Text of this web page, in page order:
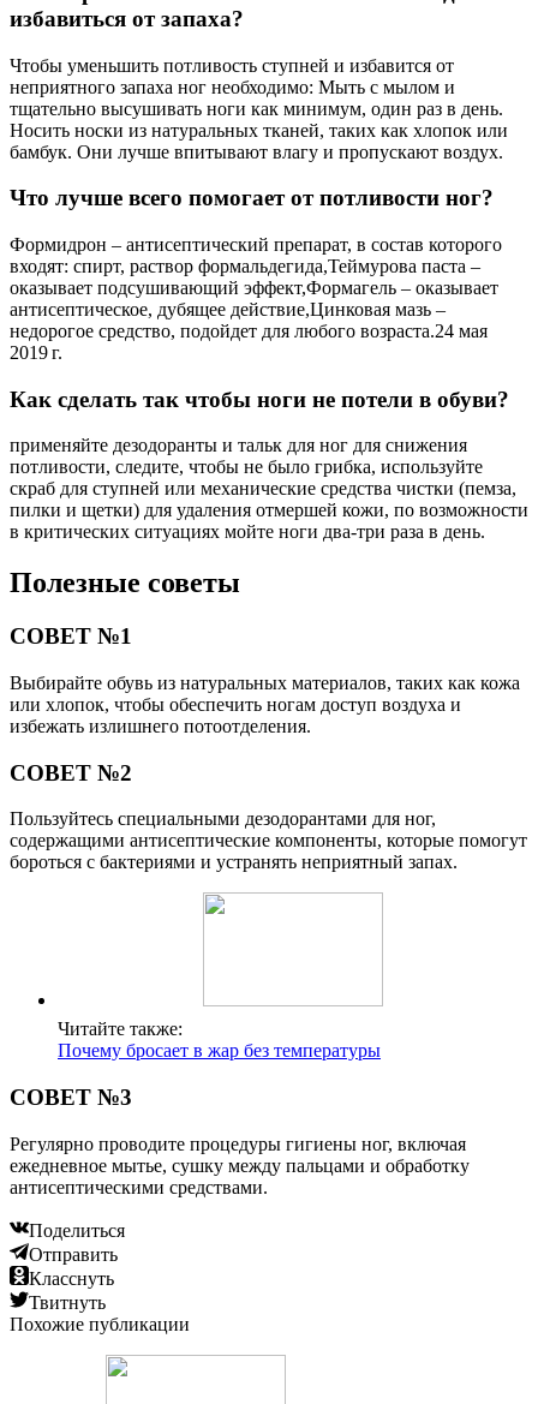
избавиться от запаха?
Чтобы уменьшить потливость ступней и избавится от
неприятного запаха ног необходимо: Мыть с мылом и
тщательно высушивать ноги как минимум, один раз в день.
Носить носки из натуральных тканей, таких как хлопок или
бамбук. Они лучше впитывают влагу и пропускают воздух.
Что лучше всего помогает от потливости ног?
Формидрон – антисептический препарат, в состав которого
входят: спирт, раствор формальдегида,Теймурова паста –
оказывает подсушивающий эффект,Формагель – оказывает
антисептическое, дубящее действие,Цинковая мазь –
недорогое средство, подойдет для любого возраста.24 мая
2019 г.
Как сделать так чтобы ноги не потели в обуви?
применяйте дезодоранты и тальк для ног для снижения
потливости, следите, чтобы не было грибка, используйте
скраб для ступней или механические средства чистки (пемза,
пилки и щетки) для удаления отмершей кожи, по возможности
в критических ситуациях мойте ноги два-три раза в день.
Полезные советы
СОВЕТ №1
Выбирайте обувь из натуральных материалов, таких как кожа
или хлопок, чтобы обеспечить ногам доступ воздуха и
избежать излишнего потоотделения.
СОВЕТ №2
Пользуйтесь специальными дезодорантами для ног,
содержащими антисептические компоненты, которые помогут
бороться с бактериями и устранять неприятный запах.
Читайте также:
Почему бросает в жар без температуры
СОВЕТ №3
Регулярно проводите процедуры гигиены ног, включая
ежедневное мытье, сушку между пальцами и обработку
антисептическими средствами.
Поделиться
Отправить
Класснуть
Твитнуть
Похожие публикации